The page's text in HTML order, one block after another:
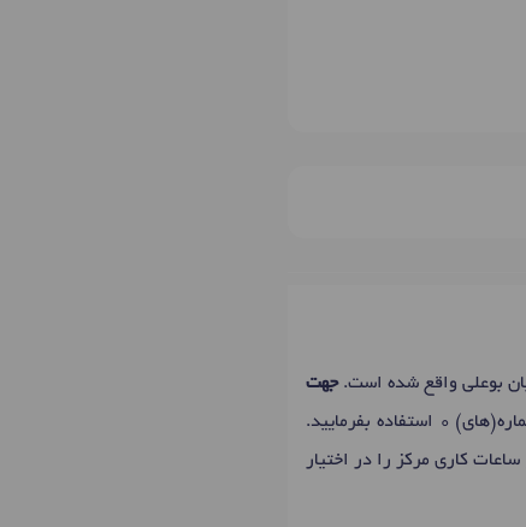
بوعلی واقع شده است.جهت
می‌توانید از دکتریاب استفاده کنید و یا جهت تماس با افنان جعفری از شماره(های) 0 استفاده بفرمایید.
کاری مرکز را در اختیار